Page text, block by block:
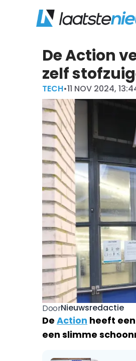
De Action
zelf
TECH•11 NOV 2024,
DoorNieuwsredactie
De Action heeft
een slimme